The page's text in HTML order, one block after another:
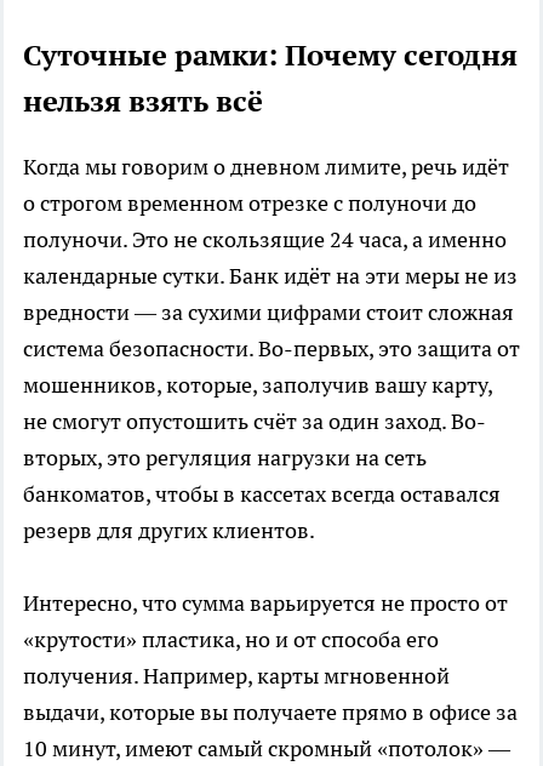
Суточные рамки: Почему сегодня
нельзя взять всё
Когда мы говорим о дневном лимите, речь идёт
о строгом временном отрезке с полуночи до
полуночи. Это не скользящие 24 часа, а именно
календарные сутки. Банк идёт на эти меры не из
вредности — за сухими цифрами стоит сложная
система безопасности. Во-первых, это защита от
мошенников, которые, заполучив вашу карту,
не смогут опустошить счёт за один заход. Во-
вторых, это регуляция нагрузки на сеть
банкоматов, чтобы в кассетах всегда оставался
резерв для других клиентов.
Интересно, что сумма варьируется не просто от
«крутости» пластика, но и от способа его
получения. Например, карты мгновенной
выдачи, которые вы получаете прямо в офисе за
10 минут, имеют самый скромный «потолок» —